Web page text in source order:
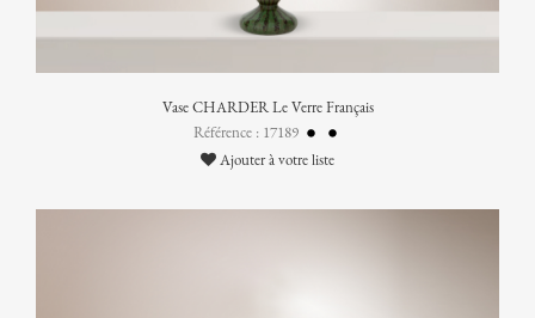
Vase CHARDER Le Verre Français
Référence : 17189
Ajouter à votre liste